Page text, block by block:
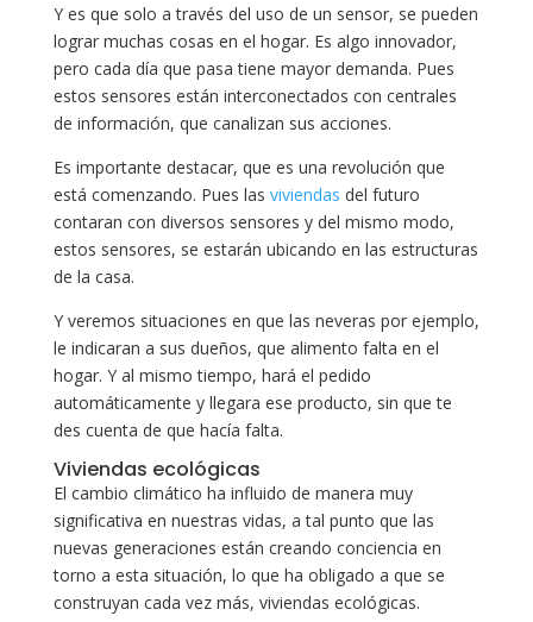
Y es que solo a través del uso de un sensor, se pueden
lograr muchas cosas en el hogar. Es algo innovador,
pero cada día que pasa tiene mayor demanda. Pues
estos sensores están interconectados con centrales
de información, que canalizan sus acciones.
Es importante destacar, que es una revolución que
está comenzando. Pues las viviendas del futuro
contaran con diversos sensores y del mismo modo,
estos sensores, se estarán ubicando en las estructuras
de la casa.
Y veremos situaciones en que las neveras por ejemplo,
le indicaran a sus dueños, que alimento falta en el
hogar. Y al mismo tiempo, hará el pedido
automáticamente y llegara ese producto, sin que te
des cuenta de que hacía falta.
Viviendas ecológicas
El cambio climático ha influido de manera muy
significativa en nuestras vidas, a tal punto que las
nuevas generaciones están creando conciencia en
torno a esta situación, lo que ha obligado a que se
construyan cada vez más, viviendas ecológicas.